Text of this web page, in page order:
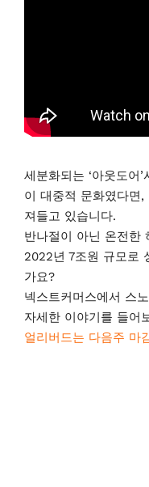
세분화되는 ‘아웃도어
이 대중적 문화였다면
져들고 있습니다.
반나절이 아닌 온전한
2022년 7조원 규모로
가요?
넥스트커머스에서 스
자세한 이야기를 들어
얼리버드는 다음주 마